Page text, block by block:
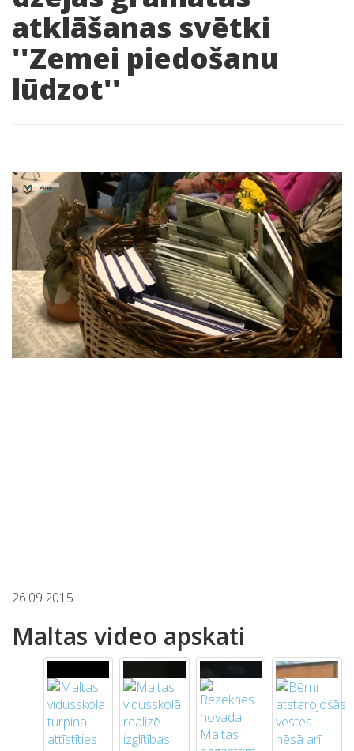
atklāšanas svētki
''Zemei piedošanu
lūdzot''
26.09.2015
Maltas video apskati